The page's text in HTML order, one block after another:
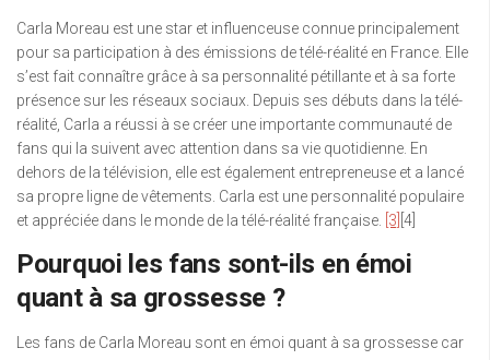
Carla Moreau est une star et influenceuse connue principalement
pour sa participation à des émissions de télé-réalité en France. Elle
s’est fait connaître grâce à sa personnalité pétillante et à sa forte
présence sur les réseaux sociaux. Depuis ses débuts dans la télé-
réalité, Carla a réussi à se créer une importante communauté de
fans qui la suivent avec attention dans sa vie quotidienne. En
dehors de la télévision, elle est également entrepreneuse et a lancé
sa propre ligne de vêtements. Carla est une personnalité populaire
et appréciée dans le monde de la télé-réalité française.
[3] [4]
Pourquoi les fans sont-ils en émoi
quant à sa grossesse ?
Les fans de Carla Moreau sont en émoi quant à sa grossesse car